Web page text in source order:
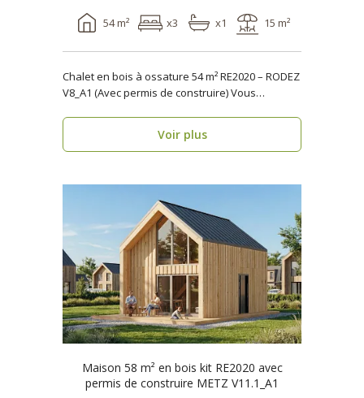
54 m² x3 x1 15 m²
Chalet en bois à ossature 54 m² RE2020 – RODEZ
V8_A1 (Avec permis de construire) Vous
Voir plus
Maison 58 m² en bois kit RE2020 avec
permis de construire METZ V11.1_A1